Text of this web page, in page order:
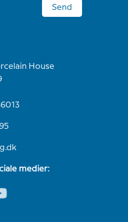
Send
House
medier: